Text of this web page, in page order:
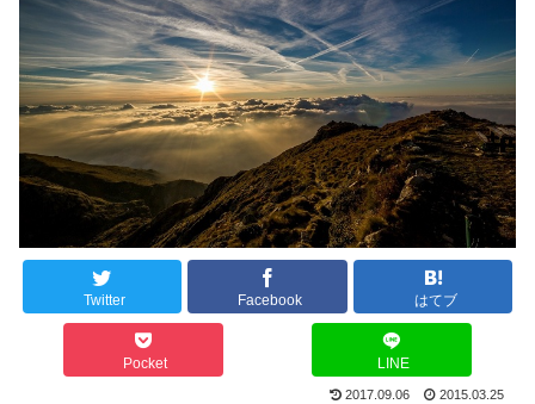
Twitter Facebook はてブ
Pocket LINE
2017.09.06 2015.03.25